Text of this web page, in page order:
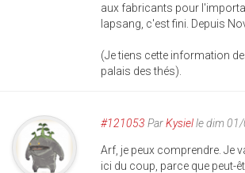
aux fabricants pour
lapsang, c'est fini. Depuis
(Je tiens cette information
palais des thés).
#121053 ParKysielle dim
Arf, je peux comprendre. Je
ici du coup, parce que peut-